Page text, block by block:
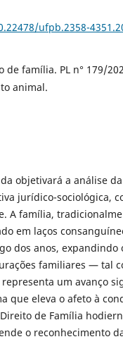
ufpb.2358-
de família. PL n° 179/
animal.
objetivará a análise
jurídico-sociológica,
A família,
em laços
dos anos, expandindo
familiares — tal
um avanço
que eleva o afeto à
de Família
o reconhecimento